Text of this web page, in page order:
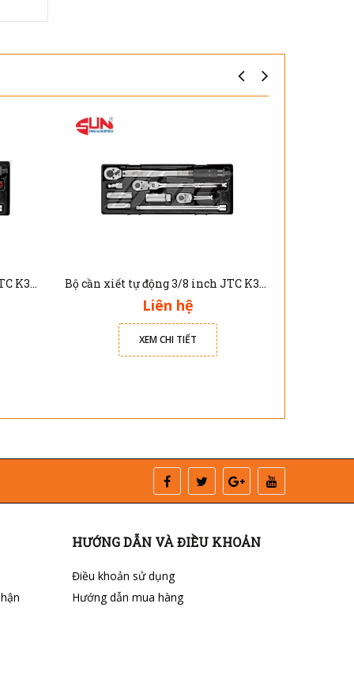
Bộ cần xiết tự động 3/8 inch JTC K3084 Bộ cần xiết tự động 3/8 inch JTC K3083
Liên hệ
XEM CHI TIẾT
HƯỚNG DẪN VÀ ĐIỀU KHOẢN
Điều khoản sử dụng
Hướng dẫn mua hàng